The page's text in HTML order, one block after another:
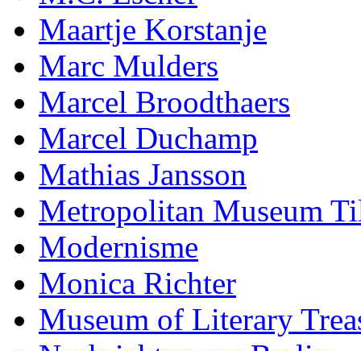
Maartje Korstanje
Marc Mulders
Marcel Broodthaers
Marcel Duchamp
Mathias Jansson
Metropolitan Museum
Modernisme
Monica Richter
Museum of Literary